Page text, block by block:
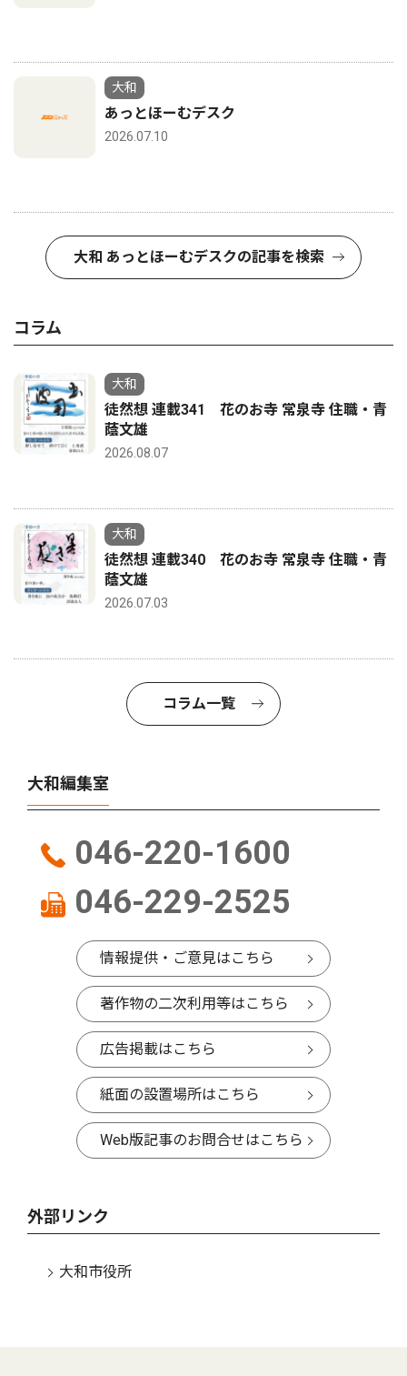
大和
あっとほーむデスク
2026.07.10
大和 あっとほーむデスクの記事を検索
コラム
大和
徒然想 連載341 花のお寺 常泉寺 住職・青
蔭文雄
2026.08.07
大和
徒然想 連載340 花のお寺 常泉寺 住職・青
蔭文雄
2026.07.03
コラム一覧
大和編集室
046-220-1600
046-229-2525
情報提供・ご意見はこちら
著作物の二次利用等はこちら
広告掲載はこちら
紙面の設置場所はこちら
Web版記事のお問合せはこちら
外部リンク
大和市役所